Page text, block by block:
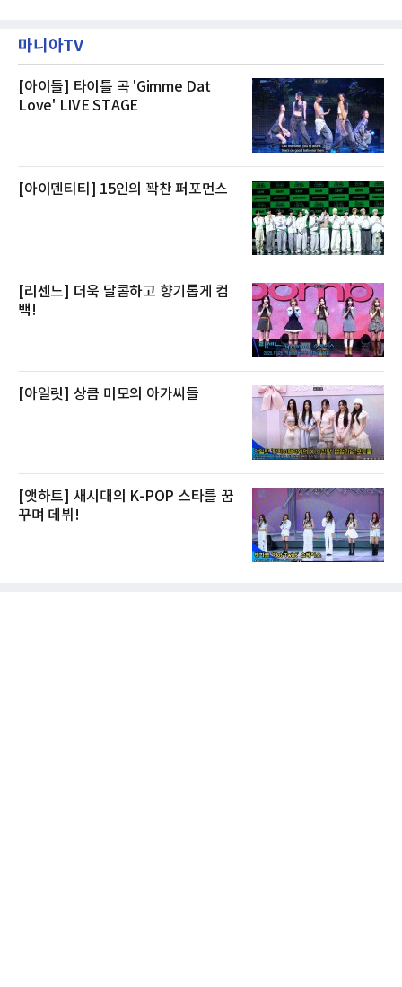
스 센터 사우나 2인 이용 혜택이 포함된다.특히
클럽 앰배서더 라운지
우 등이 포함됐다. 쿠팡은 올해 큰 크기의 전복
생산량이 늘어난 점을 반영해 주요 산지 상품을
전복은 산지에서 채취한 뒤 전국으로 직송되는
방식으로 운영된다. 신선도가 중요한 상품인 만
큼 이르면 다음 날 오전 배송이 가능하도록 물류
마니아TV
[아이들] 타이틀 곡 'Gimme Dat
Love' LIVE STAGE
[아이덴티티] 15인의 꽉찬 퍼포먼스
[리센느] 더욱 달콤하고 향기롭게 컴
백!
[아일릿] 상큼 미모의 아가씨들
[앳하트] 새시대의 K-POP 스타를 꿈
꾸며 데뷔!